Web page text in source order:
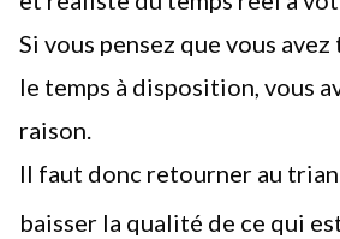
Si vous pensez que vous
le temps à disposition, vous
raison.
Il faut donc retourner au
baisser la qualité de ce qui